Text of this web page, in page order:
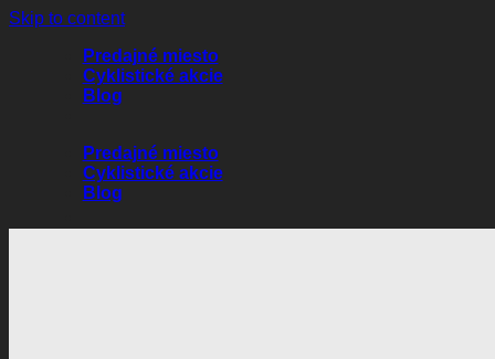
Skip to content
Predajné miesto
Cyklistické akcie
Blog
Predajné miesto
Cyklistické akcie
Blog